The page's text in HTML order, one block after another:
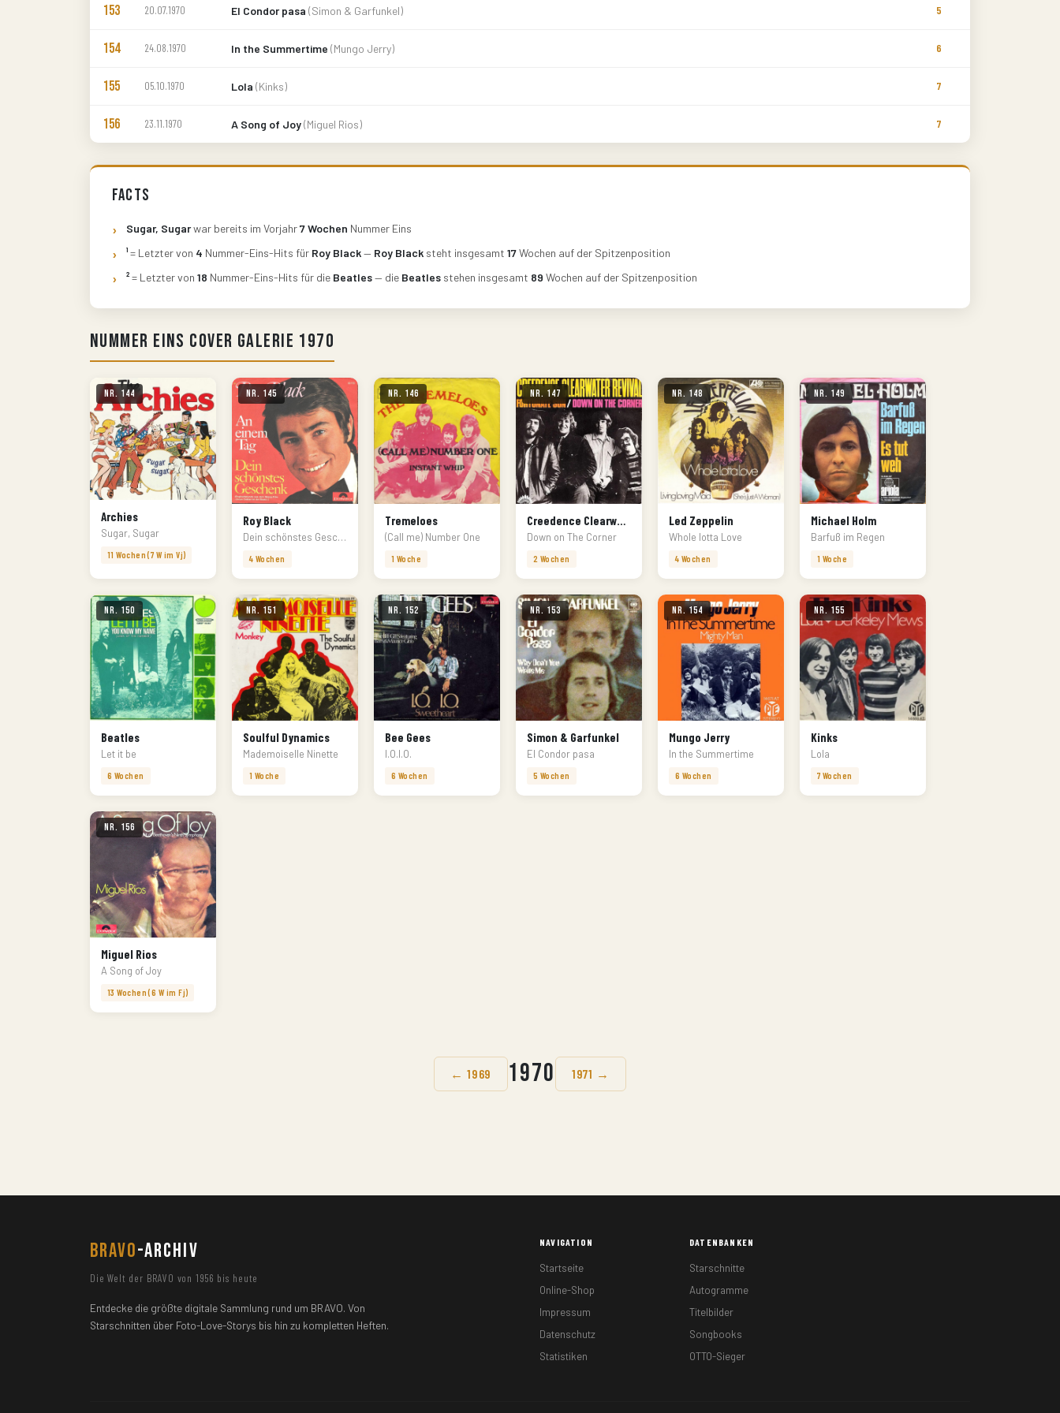
153 20.07.1970 El Condor pasa (Simon & Garfunkel) 5
154 24.08.1970 In the Summertime (Mungo Jerry) 6
155 05.10.1970 Lola (Kinks) 7
156 23.11.1970 A Song of Joy(Miguel Rios) 7
Facts
Sugar, Sugarwar bereits im Vorjahr7 Wochen Nummer Eins
¹= Letzter von 4 Nummer-Eins-Hits für Roy Black— Roy Black steht insgesamt 17Wochen auf der Spitzenposition
²= Letzter von 18 Nummer-Eins-Hits für die Beatles— die Beatles stehen insgesamt 89 Wochen auf der Spitzenposition
Nummer Eins Cover Galerie 1970
Nr. 144
Archies
Sugar, Sugar
11 Wochen (7 W im Vj)
Nr. 145
Roy Black
Dein schönstes Geschenk
4 Wochen
Nr. 146
Tremeloes
(Call me) Number One
1 Woche
Nr. 147
Creedence Clearwater Revival
Down on The Corner
2 Wochen
Nr. 148
Led Zeppelin
Whole lotta Love
4 Wochen
Nr. 149
Michael Holm
Barfuß im Regen
1 Woche
Nr. 150
Beatles
Let it be
6 Wochen
Nr. 151
Soulful Dynamics
Mademoiselle Ninette
1 Woche
Nr. 152
Bee Gees
I.O.I.O.
6 Wochen
Nr. 153
Simon & Garfunkel
El Condor pasa
5 Wochen
Nr. 154
Mungo Jerry
In the Summertime
6 Wochen
Nr. 155
Kinks
Lola
7 Wochen
Nr. 156
Miguel Rios
A Song of Joy
13 Wochen (6 W im Fj)
← 1969 1970 1971 →
BRAVO-ARCHIV
Die Welt der BRAVO von 1956 bis heute
Entdecke die größte digitale Sammlung rund um BRAVO. Von
Starschnitten über Foto-Love-Storys bis hin zu kompletten Heften.
NAVIGATION
Startseite
Online-Shop
Impressum
Datenschutz
Statistiken
DATENBANKEN
Starschnitte
Autogramme
Titelbilder
Songbooks
OTTO-Sieger